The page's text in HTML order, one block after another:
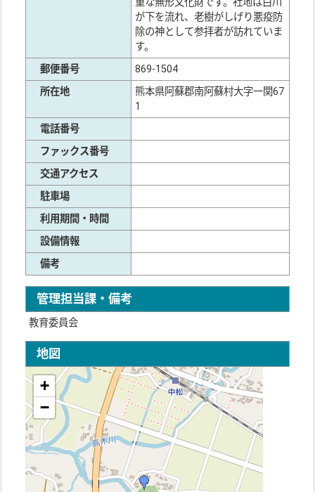
重な無形文化財です。社地は白川
が下を流れ、老樹がしげり悪疫防
除の神として参拝者が訪れていま
す。
郵便番号
869-1504
所在地
熊本県阿蘇郡南阿蘇村大字一関67
1
電話番号
ファックス番号
交通アクセス
駐車場
利用期間・時間
設備情報
備考
管理担当課・備考
教育委員会
地図
+
−